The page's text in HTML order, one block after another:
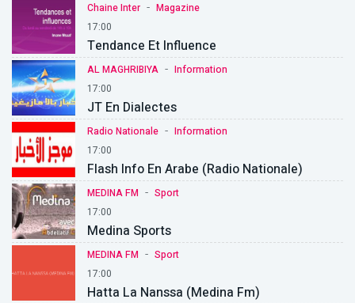
Chaine Inter - Magazine
17:00
Tendance Et Influence
AL MAGHRIBIYA - Information
17:00
JT En Dialectes
Radio Nationale - Information
17:00
Flash Info En Arabe (Radio Nationale)
MEDINA FM - Sport
17:00
Medina Sports
MEDINA FM - Sport
17:00
Hatta La Nanssa (Medina Fm)